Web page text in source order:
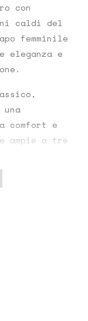
con
caldi del
femminile
eleganza e
comfort e
ampie a tre
tocco
jeans
è perfetta
senza
la taglia